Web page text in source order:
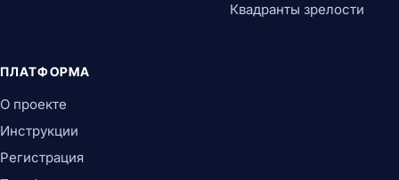
Квадранты зрелости
ПЛАТФОРМА
О проекте
Инструкции
Регистрация